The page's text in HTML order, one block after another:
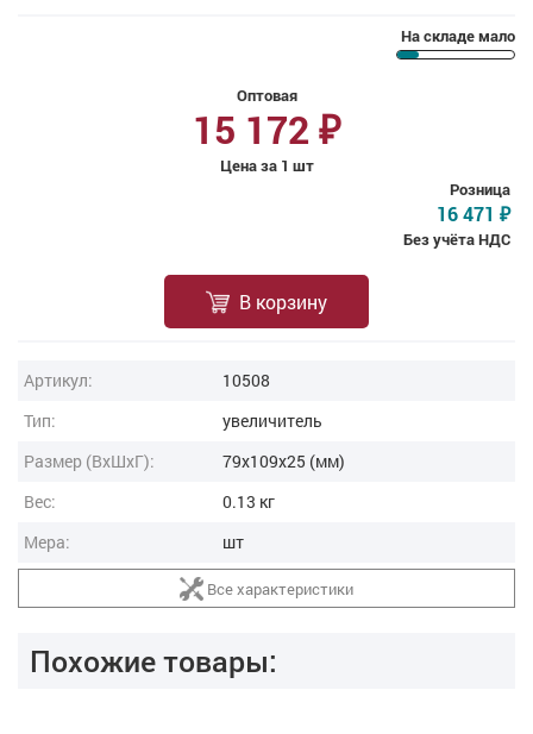
На складе мало
Оптовая
15 172 ₽
Цена за 1 шт
Розница
16 471 ₽
Без учёта НДС
В корзину
Артикул:
10508
Тип:
увеличитель
Размер (ВxШxГ):
79x109x25 (мм)
Вес:
0.13 кг
Мера:
шт
Все характеристики
Похожие товары: